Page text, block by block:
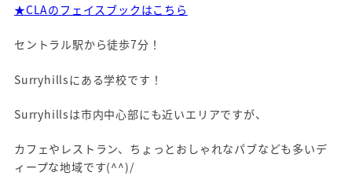
★CLAのフェイスブックはこちら
セントラル駅から徒歩7分！
Surryhillsにある学校です！
Surryhillsは市内中心部にも近いエリアですが、
カフェやレストラン、ちょっとおしゃれなパブなども多いデ
ィープな地域です(^^)/